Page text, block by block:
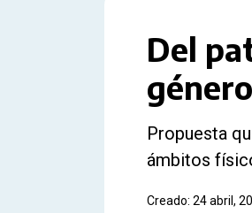
Del
Propuesta
ámbitos
Creado: 24 abril,